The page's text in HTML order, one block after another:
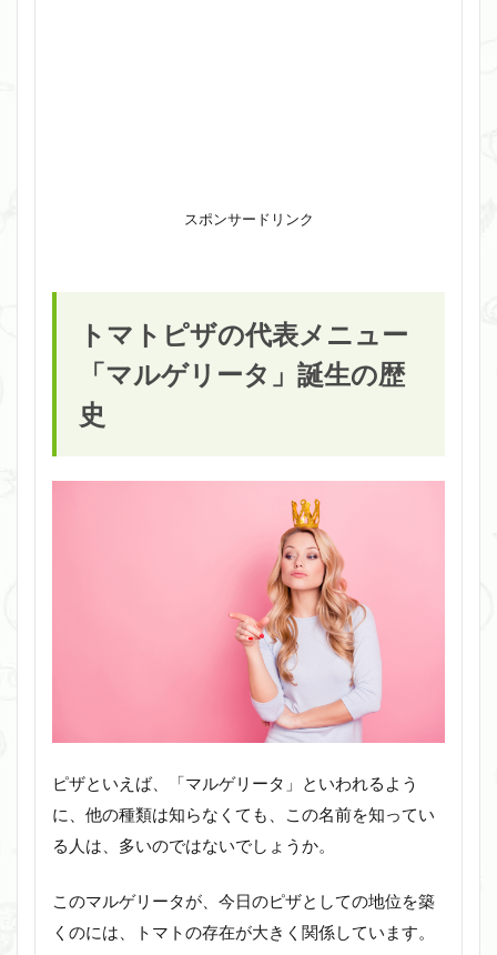
スポンサードリンク
トマトピザの代表メニュー
「マルゲリータ」誕生の歴
史
ピザといえば、「マルゲリータ」といわれるよう
に、他の種類は知らなくても、この名前を知ってい
る人は、多いのではないでしょうか。
このマルゲリータが、今日のピザとしての地位を築
くのには、トマトの存在が大きく関係しています。